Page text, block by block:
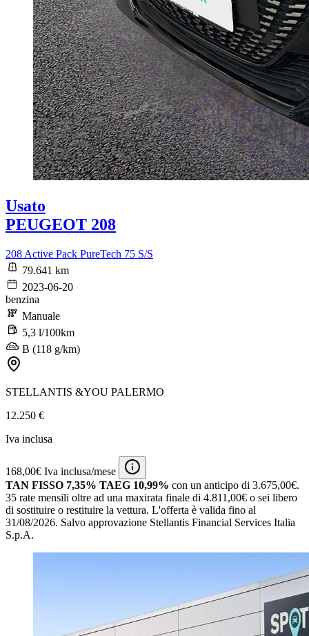
Usato
PEUGEOT 208
208 Active Pack PureTech 75 S/S
79.641 km
2023-06-20
benzina
Manuale
5,3 l/100km
B (118 g/km)
STELLANTIS &YOU PALERMO
12.250 €
Iva inclusa
168,00€ Iva inclusa/mese
TAN FISSO 7,35% TAEG 10,99% con un anticipo di 3.675,00€.
35 rate mensili oltre ad una maxirata finale di 4.811,00€ o sei libero
di sostituire o restituire la vettura. L'offerta è valida fino al
31/08/2026. Salvo approvazione Stellantis Financial Services Italia
S.p.A.